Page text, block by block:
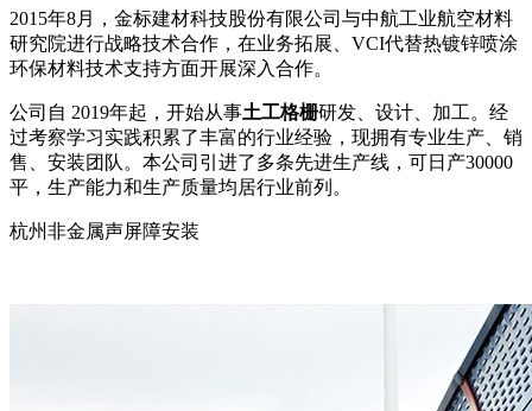
2015年8月，金标建材科技股份有限公司与中航工业航空材料
研究院进行战略技术合作，在业务拓展、VCI代替热镀锌喷涂
环保材料技术支持方面开展深入合作。
公司自 2019年起，开始从事土工格栅研发、设计、加工。经
过考察学习实践积累了丰富的行业经验，现拥有专业生产、销
售、安装团队。本公司引进了多条先进生产线，可日产30000
平，生产能力和生产质量均居行业前列。
杭州非金属声屏障安装